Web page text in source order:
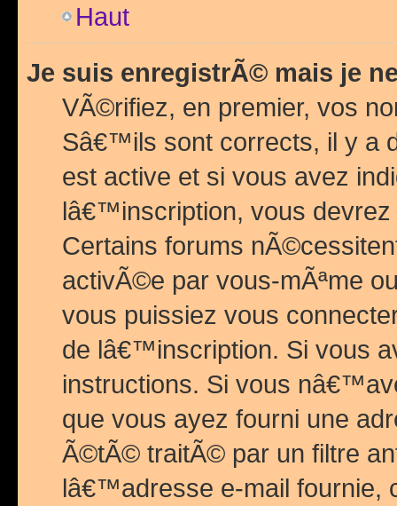
Haut
Je suis enregistrÃ© mais je
VÃ©rifiez, en premier, vos
Sâ€™ils sont corrects, il y a
est active et si vous avez
lâ€™inscription, vous
Certains forums
activÃ©e par vous-mÃªme
vous puissiez vous
de lâ€™inscription. Si vous
instructions. Si vous
que vous ayez fourni une
Ã©tÃ© traitÃ© par un filtre
lâ€™adresse e-mail fournie,